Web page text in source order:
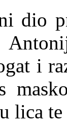
dio
i
lica